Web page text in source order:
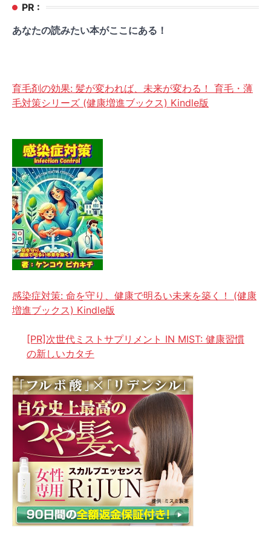
PR :
あなたの読みたい本がここにある！
育毛剤の効果: 髪が変われば、未来が変わる！ 育毛・薄
毛対策シリーズ (健康増進ブックス) Kindle版
感染症対策: 命を守り、健康で明るい未来を築く！ (健康
増進ブックス) Kindle版
[PR]次世代ミストサプリメント IN MIST: 健康習慣
の新しいカタチ